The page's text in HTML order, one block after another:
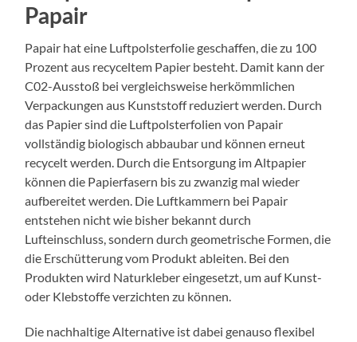
Papair
Papair hat eine Luftpolsterfolie geschaffen, die zu 100
Prozent aus recyceltem Papier besteht. Damit kann der
C02-Ausstoß bei vergleichsweise herkömmlichen
Verpackungen aus Kunststoff reduziert werden. Durch
das Papier sind die Luftpolsterfolien von Papair
vollständig biologisch abbaubar und können erneut
recycelt werden. Durch die Entsorgung im Altpapier
können die Papierfasern bis zu zwanzig mal wieder
aufbereitet werden. Die Luftkammern bei Papair
entstehen nicht wie bisher bekannt durch
Lufteinschluss, sondern durch geometrische Formen, die
die Erschütterung vom Produkt ableiten. Bei den
Produkten wird Naturkleber eingesetzt, um auf Kunst-
oder Klebstoffe verzichten zu können.
Die nachhaltige Alternative ist dabei genauso flexibel